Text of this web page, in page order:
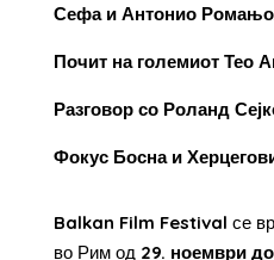
Сефа и Антонио
Почит на големиот Тео
Разговор со Роланд
Фокус Босна и
Balkan Film Festival се
во Рим од 29. ноември